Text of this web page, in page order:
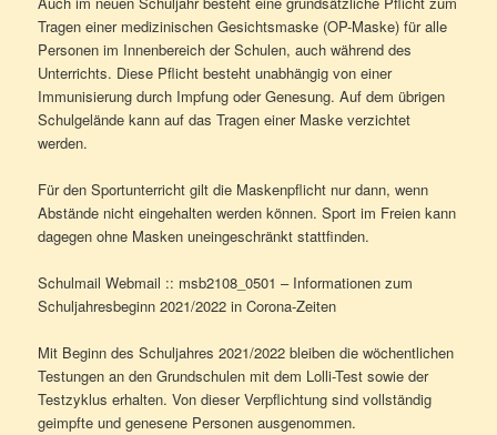
Tragen einer medizinischen Gesichtsmaske (OP-Maske) für alle
Personen im Innenbereich der Schulen, auch während des
Unterrichts. Diese Pflicht besteht unabhängig von einer
Immunisierung durch Impfung oder Genesung. Auf dem übrigen
Schulgelände kann auf das Tragen einer Maske verzichtet
werden.
Für den Sportunterricht gilt die Maskenpflicht nur dann, wenn
Abstände nicht eingehalten werden können. Sport im Freien kann
dagegen ohne Masken uneingeschränkt stattfinden.
Schulmail Webmail :: msb2108_0501 – Informationen zum
Schuljahresbeginn 2021/2022 in Corona-Zeiten
Mit Beginn des Schuljahres 2021/2022 bleiben die wöchentlichen
Testungen an den Grundschulen mit dem Lolli-Test sowie der
Testzyklus erhalten. Von dieser Verpflichtung sind vollständig
geimpfte und genesene Personen ausgenommen.